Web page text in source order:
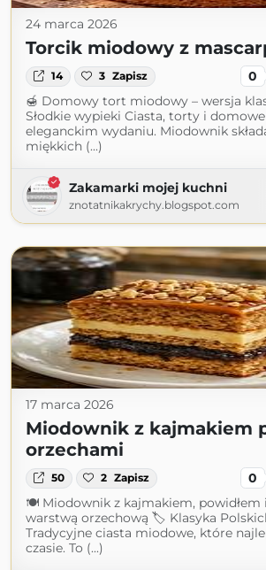
24 marca 2026
Torcik miodowy z
14 3 Zapisz 0
🍯 Domowy tort miodowy – wersja
Słodkie wypieki Ciasta, torty i
eleganckim wydaniu. Miodownik
miękkich (...)
Zakamarki mojej kuchni
znotatnikakrychy.blogspot.com
17 marca 2026
Miodownik z kajmakiem
orzechami
50 2 Zapisz 0
🍽 Miodownik z kajmakiem, powidłem
warstwą orzechową 🏷 Klasyka
Tradycyjne ciasta miodowe, które
czasie. To (...)